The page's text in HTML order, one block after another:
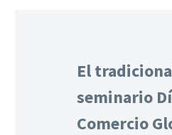
El
seminario
Comercio